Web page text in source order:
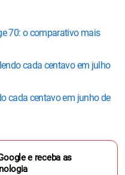
70: o comparativo mais
cada centavo em julho
cada centavo em junho de
e receba as